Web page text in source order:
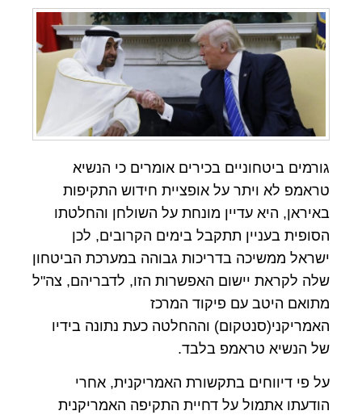
גורמים ביטחוניים בכירים אומרים כי הנשיא
טראמפ לא ויתר על אופציית חידוש התקיפות
באיראן, היא עדיין מונחת על השולחן והחלטתו
הסופית בעניין תתקבל בימים הקרובים, לכן
ישראל ממשיכה בדריכות גבוהה במערכת הביטחון
שלה לקראת יישום האפשרות הזו, לדבריהם, צה"ל
מתואם היטב עם פיקוד המרכז
האמריקני(סנטקום) וההחלטה כעת נתונה בידיו
של הנשיא טראמפ בלבד.
על פי דיווחים בתקשורת האמריקנית, אחרי
הודעתו אתמול על דחיית התקיפה האמריקנית